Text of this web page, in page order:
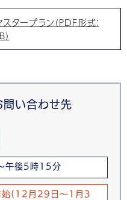
タープラン（PDF形式：
問い合わせ先
午後5時15分
始(12月29日～1月3